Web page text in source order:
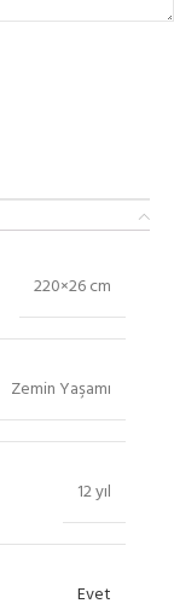
220×26 cm
Zemin Yaşamı
12 yıl
Evet